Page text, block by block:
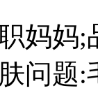
妈妈;
问题: